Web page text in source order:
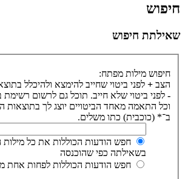
חיפוש
שאילתת חיפוש
חיפוש מילות מפתח:
הצב + לפני ביטוי שחייב להימצא ולהיכלל
- לפני ביטוי שלא חייב. תוכל גם לרשום רשימת
וכל התאמה מאחד הביטויים יוצג לך
ב־* (כוכבית) כתו משלים.
חפש הודעות הכוללות את כל
בשאילתה כפי שהוכנסה
חפש הודעות הכוללות לפחות אחת